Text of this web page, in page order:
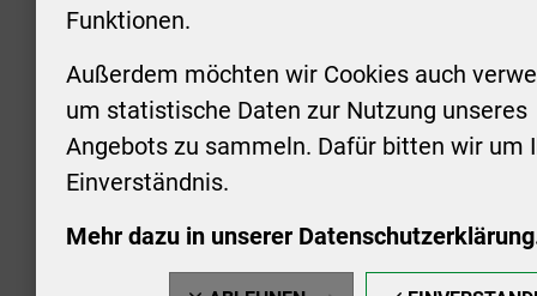
Funktionen.
Außerdem möchten wir Cookies auch
um statistische Daten zur Nutzung unseres
Angebots zu sammeln. Dafür bitten wir um
Einverständnis.
Mehr dazu in unserer
KONTAKT
Stadt Aschersleben
Markt 1
06449 Aschersleben
+49 3473 958-0
stadt@aschersleben.de
https://www.aschersleben.de/
Montag:
Uhr
Uhr
vorheriger